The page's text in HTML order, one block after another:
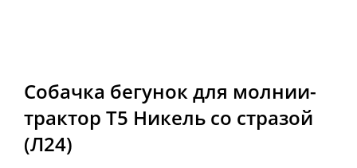
Собачка бегунок для молнии-
трактор Т5 Никель со стразой
(Л24)